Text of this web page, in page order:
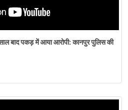
बाद पकड़ में आया आरोपी: कानपुर पुलिस की